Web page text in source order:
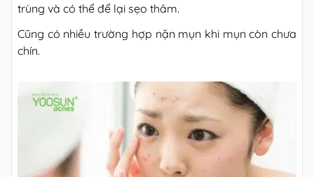
trùng và có thể để lại sẹo thâm.
Cũng có nhiều trường hợp nặn mụn khi mụn còn chưa
chín.